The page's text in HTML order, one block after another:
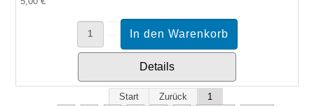
Details
Start Zurück
1